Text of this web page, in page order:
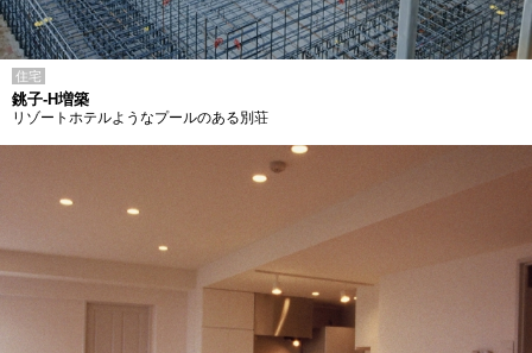
住宅
銚子-H増築
リゾートホテルようなプールのある別荘